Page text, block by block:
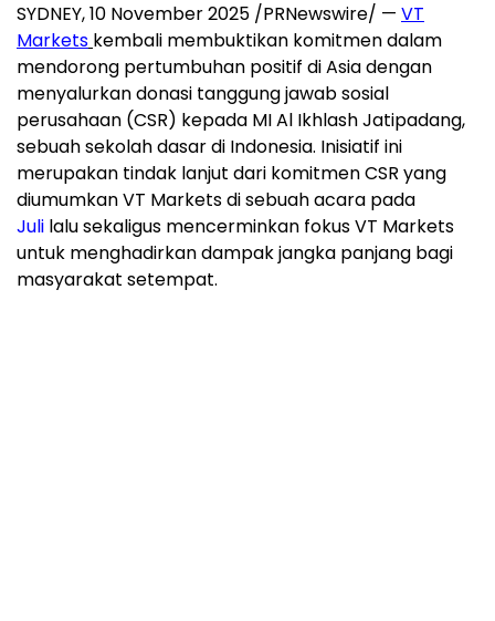
SYDNEY, 10 November 2025 /PRNewswire/ — VT
Markets kembali membuktikan komitmen dalam
mendorong pertumbuhan positif diAsiadengan
menyalurkan donasi tanggung jawab sosial
perusahaan (CSR) kepada MI Al Ikhlash Jatipadang,
sebuah sekolah dasar di Indonesia. Inisiatif ini
merupakan tindak lanjut dari komitmen CSR yang
diumumkan VT Markets di sebuah acara pada
Juli lalu sekaligus mencerminkan fokus VT Markets
untuk menghadirkan dampak jangka panjang bagi
masyarakat setempat.